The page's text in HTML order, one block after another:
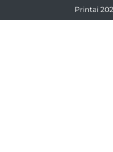
Printai